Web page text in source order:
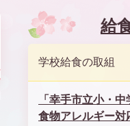
給
学校給食の取組
「幸手市立小・
食物アレルギー対